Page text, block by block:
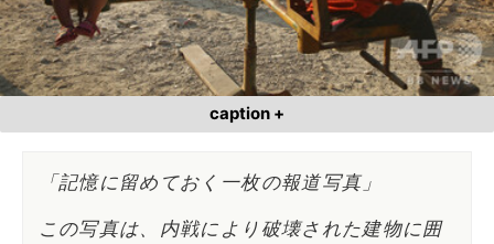
caption +
「記憶に留めておく一枚の報道写真」
この写真は、内戦により破壊された建物に囲